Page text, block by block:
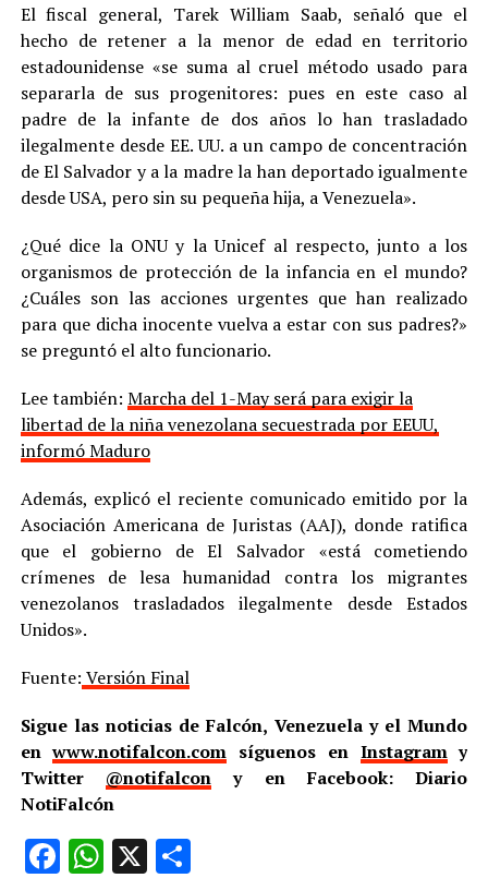
El fiscal general, Tarek William Saab, señaló que el
hecho de retener a la menor de edad en territorio
estadounidense «se suma al cruel método usado para
separarla de sus progenitores: pues en este caso al
padre de la infante de dos años lo han trasladado
ilegalmente desde EE. UU. a un campo de concentración
de El Salvador y a la madre la han deportado igualmente
desde USA, pero sin su pequeña hija, a Venezuela».
¿Qué dice la ONU y la Unicef al respecto, junto a los
organismos de protección de la infancia en el mundo?
¿Cuáles son las acciones urgentes que han realizado
para que dicha inocente vuelva a estar con sus padres?»
se preguntó el alto funcionario.
Lee también: Marcha del 1-May será para exigir la
libertad de la niña venezolana secuestrada por EEUU,
informó Maduro
Además, explicó el reciente comunicado emitido por la
Asociación Americana de Juristas (AAJ), donde ratifica
que el gobierno de El Salvador «está cometiendo
crímenes de lesa humanidad contra los migrantes
venezolanos trasladados ilegalmente desde Estados
Unidos».
Fuente: Versión Final
Sigue las noticias de Falcón, Venezuela y el Mundo
enwww.notifalcon.com síguenos en Instagramy
Twitter @notifalcon y en Facebook: Diario
NotiFalcón
Facebook
WhatsApp
X Compartir